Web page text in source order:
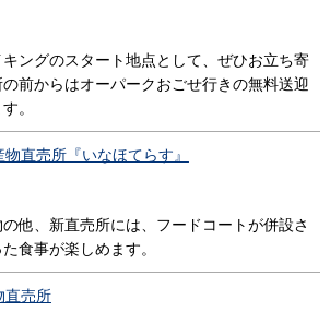
ングのスタート地点として、ぜひお立ち寄
前からはオーパークおごせ行きの無料送迎
。
直売所『いなほてらす』
他、新直売所には、フードコートが併設さ
食事が楽しめます。
直売所